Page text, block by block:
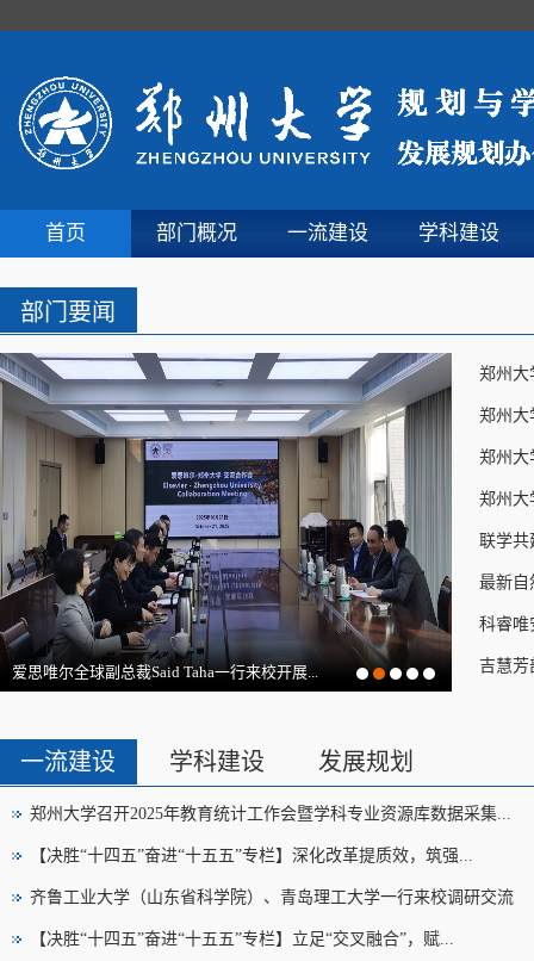
首页 部门概况 一流建设 学科建设
部门要闻
爱思唯尔全球副总裁Said Taha一行来校开展...
郑州大
郑州大
郑州大
郑州大
联学
最新自
科睿唯
吉慧芳
一流建设 学科建设 发展规划
郑州大学召开2025年教育统计工作会暨学科专业资源库数据采集...
【决胜“十四五”奋进“十五五”专栏】深化改革提质效，筑强...
齐鲁工业大学（山东省科学院）、青岛理工大学一行来校调研交流
【决胜“十四五”奋进“十五五”专栏】立足“交叉融合”，赋...